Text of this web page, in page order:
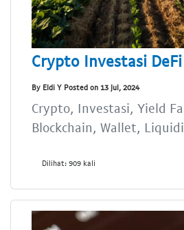
Crypto Investasi
By Eldi Y Posted on 13 Jul, 2024
Crypto, Investasi, Yield
Blockchain, Wallet,
Dilihat: 909 kali